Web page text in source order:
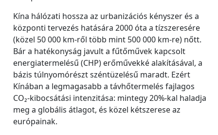
Kína hálózati hossza az urbanizációs kényszer és a
központi tervezés hatására 2000 óta a tízszeresére
(közel 50 000 km-ről több mint 500 000 km-re) nőtt.
Bár a hatékonyság javult a fűtőművek kapcsolt
energiatermelésű (CHP) erőművekké alakításával, a
bázis túlnyomórészt széntüzelésű maradt. Ezért
Kínában a legmagasabb a távhőtermelés fajlagos
CO₂-kibocsátási intenzitása: mintegy 20%-kal haladja
meg a globális átlagot, és közel kétszerese az
európainak.